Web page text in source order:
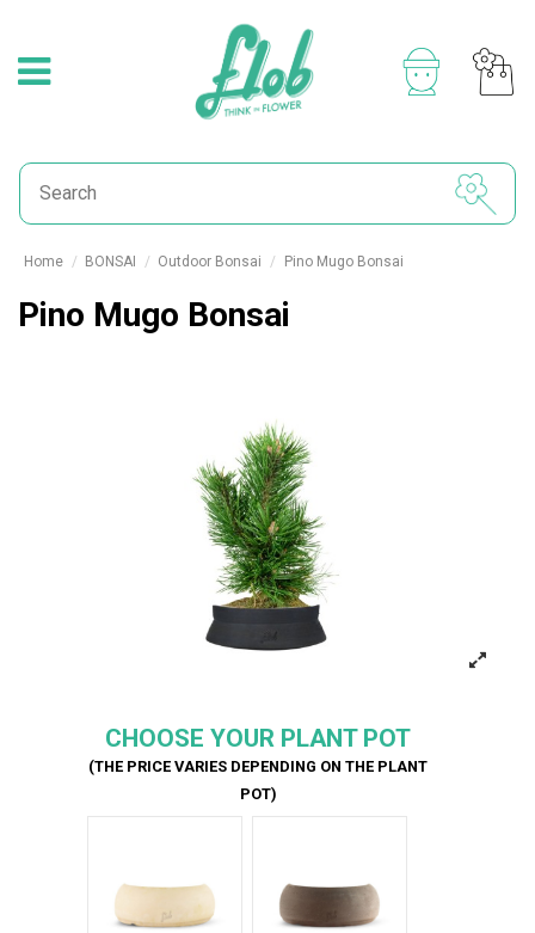
Home BONSAI Outdoor Bonsai Pino Mugo Bonsai
Pino Mugo Bonsai
CHOOSE YOUR PLANT POT
(THE PRICE VARIES DEPENDING ON THE PLANT
POT)